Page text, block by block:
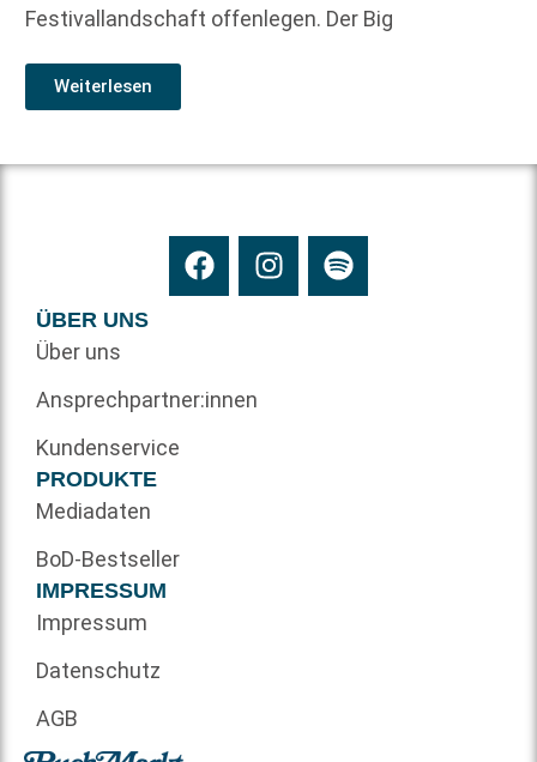
Festivallandschaft offenlegen. Der Big
Weiterlesen
ÜBER UNS
Über uns
Ansprechpartner:innen
Kundenservice
PRODUKTE
Mediadaten
BoD-Bestseller
IMPRESSUM
Impressum
Datenschutz
AGB